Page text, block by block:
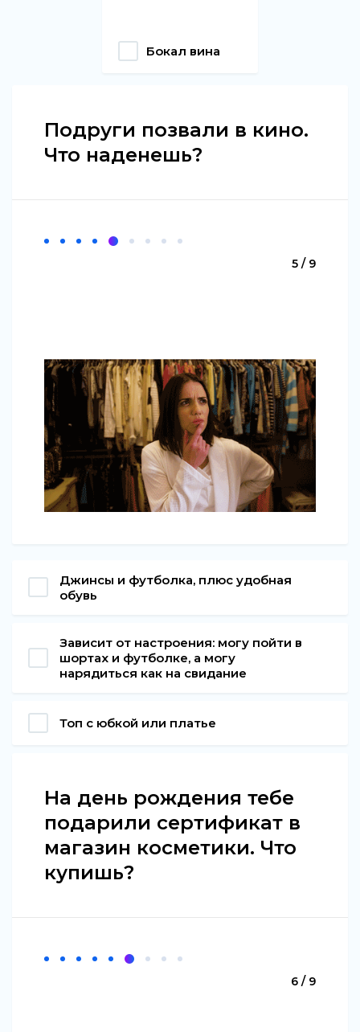
Бокал вина
Подруги позвали в кино.
Что наденешь?
5 / 9
Джинсы и футболка, плюс удобная
обувь
Зависит от настроения: могу пойти в
шортах и футболке, а могу
нарядиться как на свидание
Топ с юбкой или платье
На день рождения тебе
подарили сертификат в
магазин косметики. Что
купишь?
6 / 9